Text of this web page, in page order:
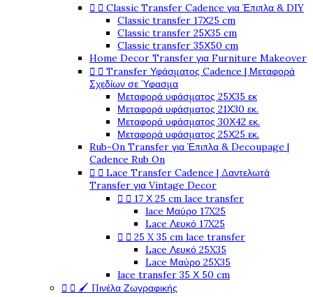
  Classic Transfer Cadence για Έπιπλα & DIY
Classic transfer 17Χ25 cm
Classic transfer 25Χ35 cm
Classic transfer 35Χ50 cm
Home Decor Transfer για Furniture Makeover
  Transfer Υφάσματος Cadence | Μεταφορά
Σχεδίων σε Ύφασμα
Μεταφορά υφάσματος 25Χ35 εκ
Μεταφορά υφάσματος 21Χ30 εκ.
Μεταφορά υφάσματος 30Χ42 εκ.
Μεταφορά υφάσματος 25Χ25 εκ.
Rub-On Transfer για Έπιπλα & Decoupage |
Cadence Rub On
  Lace Transfer Cadence | Δαντελωτά
Transfer για Vintage Decor
  17 Χ 25 cm lace transfer
lace Μαύρο 17X25
Lace Λευκό 17X25
  25 X 35 cm lace transfer
Lace Λευκό 25X35
Lace Μαύρο 25X35
lace transfer 35 Χ 50 cm
  🖌️ Πινέλα Ζωγραφικής